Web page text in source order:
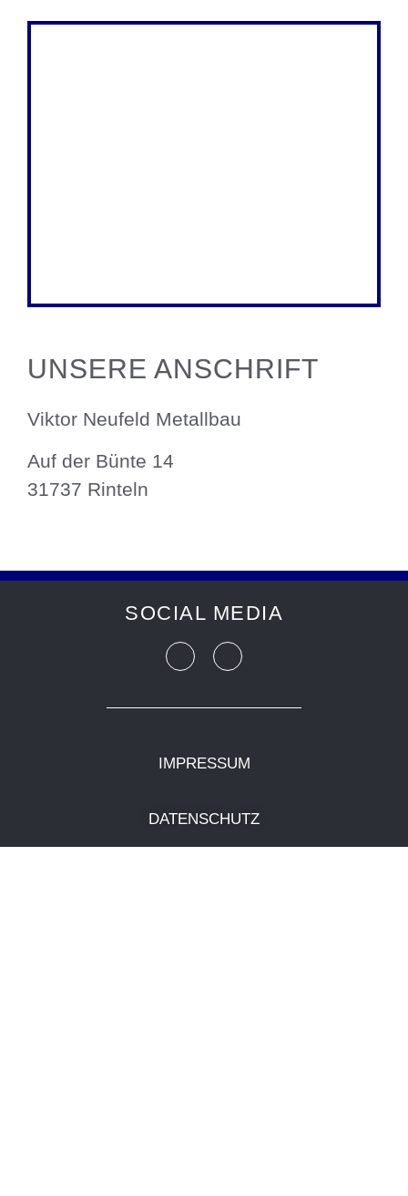
UNSERE ANSCHRIFT
Viktor Neufeld Metallbau
Auf der Bünte 14
31737 Rinteln
SOCIAL MEDIA
IMPRESSUM
DATENSCHUTZ